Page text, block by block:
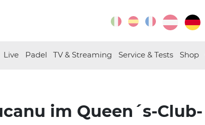
Live Padel TV & Streaming Service & Tests Shop
im Queen´s-Club-